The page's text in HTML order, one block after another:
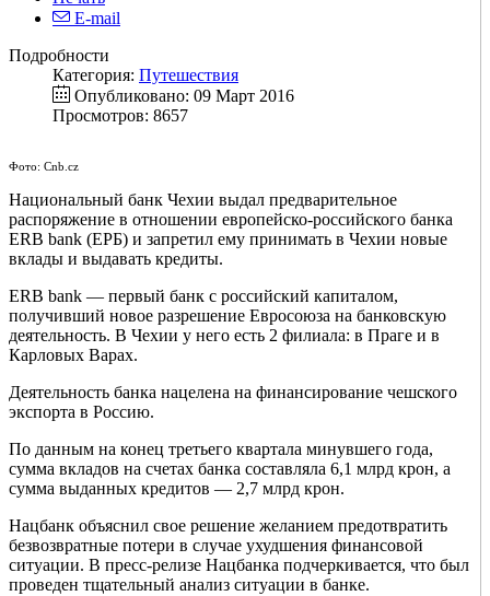
E-mail
Подробности
Категория: Путешествия
Опубликовано: 09 Март 2016
Просмотров: 8657
Фото: Cnb.cz
Национальный банк Чехии выдал предварительное
распоряжение в отношении европейско-российского банка
ERB bank (ЕРБ) и запретил ему принимать в Чехии новые
вклады и выдавать кредиты.
ERB bank — первый банк с российский капиталом,
получивший новое разрешение Евросоюза на банковскую
деятельность. В Чехии у него есть 2 филиала: в Праге и в
Карловых Варах.
Деятельность банка нацелена на финансирование чешского
экспорта в Россию.
По данным на конец третьего квартала минувшего года,
сумма вкладов на счетах банка составляла 6,1 млрд крон, а
сумма выданных кредитов — 2,7 млрд крон.
Нацбанк объяснил свое решение желанием предотвратить
безвозвратные потери в случае ухудшения финансовой
ситуации. В пресс-релизе Нацбанка подчеркивается, что был
проведен тщательный анализ ситуации в банке.